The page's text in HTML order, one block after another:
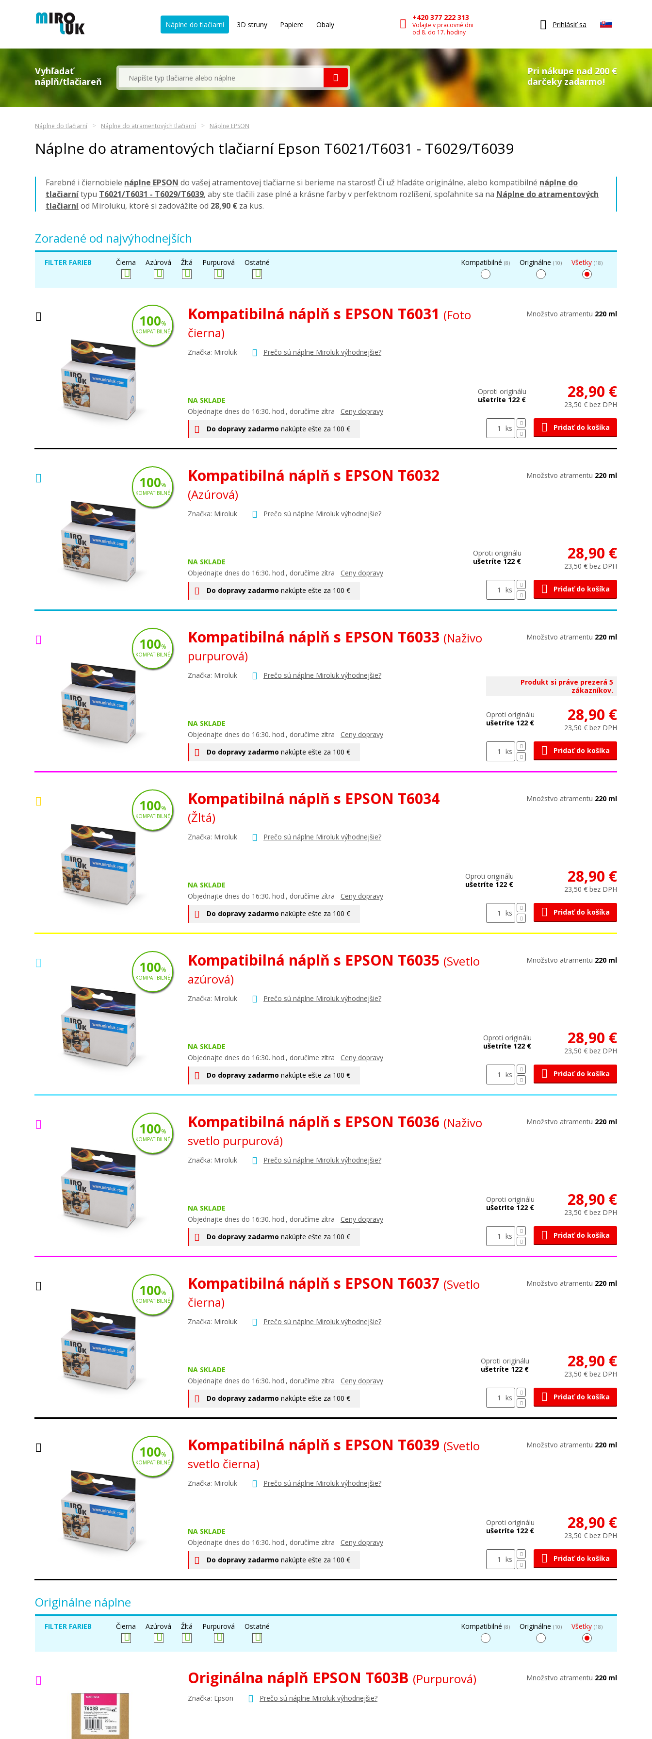
Náplne do tlačiarní 3D struny Papiere Obaly
+420 377 222 313
Volajte v pracovné dni
od 8. do 17. hodiny
Prihlásiť sa
Vyhľadať
náplň/tlačiareň
Pri nákupe nad 200 €
darčeky zadarmo!
Náplne do tlačiarní Náplne do atramentových tlačiarní Náplne EPSON
Náplne do atramentových tlačiarní Epson T6021/T6031 - T6029/T6039
Farebné i čiernobiele náplne EPSON do vašej atramentovej tlačiarne si berieme na starosť! Či už hľadáte originálne, alebo kompatibilné náplne do
tlačiarnítypu T6021/T6031 - T6029/T6039, aby ste tlačili zase plné a krásne farby v perfektnom rozlíšení, spoľahnite sa na Náplne do atramentových
tlačiarníod Miroluku, ktoré si zadovážite od 28,90 € za kus.
Zoradené od najvýhodnejších
FILTER FARIEB Čierna Azúrová Žltá Purpurová Ostatné Kompatibilné (8) Originálne (10) Všetky (18)
Kompatibilná náplň s EPSON T6031 (Foto
čierna)
Značka: Miroluk Prečo sú náplne Miroluk výhodnejšie?
NA SKLADE
Objednajte dnes do 16:30. hod., doručíme zítra Ceny dopravy
Do dopravy zadarmo nakúpte ešte za 100 €
Množstvo atramentu 220 ml
Oproti originálu
ušetríte 122 €
28,90 €
23,50 € bez DPH
ks Pridať do košíka
100%
KOMPATIBILNÉ
Kompatibilná náplň s EPSON T6032
(Azúrová)
Značka: Miroluk Prečo sú náplne Miroluk výhodnejšie?
NA SKLADE
Objednajte dnes do 16:30. hod., doručíme zítra Ceny dopravy
Do dopravy zadarmo nakúpte ešte za 100 €
Množstvo atramentu 220 ml
Oproti originálu
ušetríte 122 €
28,90 €
23,50 € bez DPH
ks Pridať do košíka
100%
KOMPATIBILNÉ
Kompatibilná náplň s EPSON T6033 (Naživo
purpurová)
Značka: Miroluk Prečo sú náplne Miroluk výhodnejšie?
NA SKLADE
Objednajte dnes do 16:30. hod., doručíme zítra Ceny dopravy
Do dopravy zadarmo nakúpte ešte za 100 €
Množstvo atramentu 220 ml
Produkt si práve prezerá 5
zákazníkov.
Oproti originálu
ušetríte 122 €
28,90 €
23,50 € bez DPH
ks Pridať do košíka
100%
KOMPATIBILNÉ
Kompatibilná náplň s EPSON T6034
(Žltá)
Značka: Miroluk Prečo sú náplne Miroluk výhodnejšie?
NA SKLADE
Objednajte dnes do 16:30. hod., doručíme zítra Ceny dopravy
Do dopravy zadarmo nakúpte ešte za 100 €
Množstvo atramentu 220 ml
Oproti originálu
ušetríte 122 €
28,90 €
23,50 € bez DPH
ks Pridať do košíka
100%
KOMPATIBILNÉ
Kompatibilná náplň s EPSON T6035 (Svetlo
azúrová)
Značka: Miroluk Prečo sú náplne Miroluk výhodnejšie?
NA SKLADE
Objednajte dnes do 16:30. hod., doručíme zítra Ceny dopravy
Do dopravy zadarmo nakúpte ešte za 100 €
Množstvo atramentu 220 ml
Oproti originálu
ušetríte 122 €
28,90 €
23,50 € bez DPH
ks Pridať do košíka
100%
KOMPATIBILNÉ
Kompatibilná náplň s EPSON T6036 (Naživo
svetlo purpurová)
Značka: Miroluk Prečo sú náplne Miroluk výhodnejšie?
NA SKLADE
Objednajte dnes do 16:30. hod., doručíme zítra Ceny dopravy
Do dopravy zadarmo nakúpte ešte za 100 €
Množstvo atramentu 220 ml
Oproti originálu
ušetríte 122 €
28,90 €
23,50 € bez DPH
ks Pridať do košíka
100%
KOMPATIBILNÉ
Kompatibilná náplň s EPSON T6037 (Svetlo
čierna)
Značka: Miroluk Prečo sú náplne Miroluk výhodnejšie?
NA SKLADE
Objednajte dnes do 16:30. hod., doručíme zítra Ceny dopravy
Do dopravy zadarmo nakúpte ešte za 100 €
Množstvo atramentu 220 ml
Oproti originálu
ušetríte 122 €
28,90 €
23,50 € bez DPH
ks Pridať do košíka
100%
KOMPATIBILNÉ
Kompatibilná náplň s EPSON T6039 (Svetlo
svetlo čierna)
Značka: Miroluk Prečo sú náplne Miroluk výhodnejšie?
NA SKLADE
Objednajte dnes do 16:30. hod., doručíme zítra Ceny dopravy
Do dopravy zadarmo nakúpte ešte za 100 €
Množstvo atramentu 220 ml
Oproti originálu
ušetríte 122 €
28,90 €
23,50 € bez DPH
ks Pridať do košíka
100%
KOMPATIBILNÉ
Originálne náplne
FILTER FARIEB Čierna Azúrová Žltá Purpurová Ostatné Kompatibilné (8) Originálne (10) Všetky (18)
Originálna náplň EPSON T603B (Purpurová)
Značka: Epson Prečo sú náplne Miroluk výhodnejšie?
Množstvo atramentu 220 ml